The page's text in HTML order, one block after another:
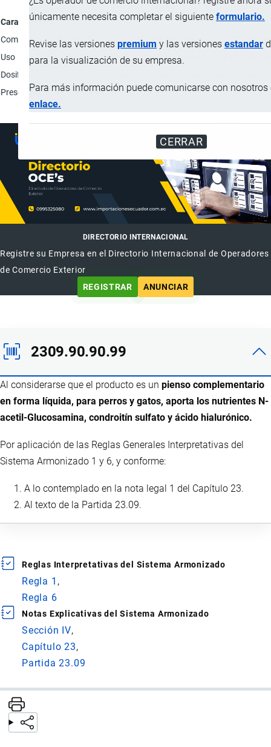
únicamente necesita completar el siguiente formulario.
Revise las versiones premium y las versiones estandar
para la visualización de su empresa.
Para más información puede comunicarse con nosotros
enlace.
CERRAR
Característica
Composición
N-acetil-Glucosamina 4.73%; Alginato de Sodio 3.74%;
Uso
La capa protectora de mucina intestinal, clave para el
Dosificación
Presentación
Frasco de 60 ml.
DIRECTORIO INTERNACIONAL
Registre su Empresa en el Directorio Internacional de Operadores
de Comercio Exterior
REGISTRAR
ANUNCIAR
2309.90.90.99
Al considerarse que el producto es un pienso complementario
en forma líquida, para perros y gatos, aporta los nutrientes N-
acetil-Glucosamina, condroitín sulfato y ácido hialurónico.
Por aplicación de las Reglas Generales Interpretativas del
Sistema Armonizado 1 y 6, y conforme:
A lo contemplado en la nota legal 1 del Capítulo 23.
Al texto de la Partida 23.09.
Reglas Interpretativas del Sistema Armonizado
Regla 1
Regla 6
Notas Explicativas del Sistema Armonizado
Sección IV
Capítulo 23
Partida 23.09